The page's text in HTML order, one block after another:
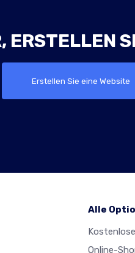
ERSTELLEN
Erstellen Sie eine Website
Alle
Online-